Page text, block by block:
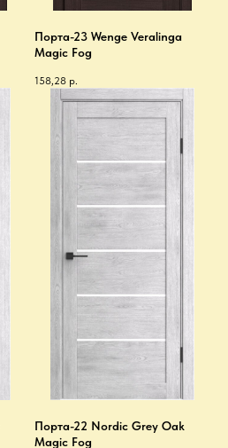
Порта-23 Wenge Veralinga
Magic Fog
158,28 р.
Порта-22 Nordic Grey Oak
Magic Fog